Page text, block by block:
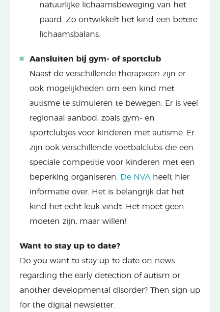
natuurlijke lichaamsbeweging van het
paard. Zo ontwikkelt het kind een betere
lichaamsbalans.
Aansluiten bij gym- of sportclub
Naast de verschillende therapieën zijn er
ook mogelijkheden om een kind met
autisme te stimuleren te bewegen. Er is veel
regionaal aanbod, zoals gym- en
sportclubjes voor kinderen met autisme. Er
zijn ook verschillende voetbalclubs die een
speciale competitie voor kinderen met een
beperking organiseren. De NVA heeft hier
informatie over. Het is belangrijk dat het
kind het echt leuk vindt. Het moet geen
moeten zijn, maar willen!
Want to stay up to date?
Do you want to stay up to date on news
regarding the early detection of autism or
another developmental disorder? Then sign up
for the digital newsletter.